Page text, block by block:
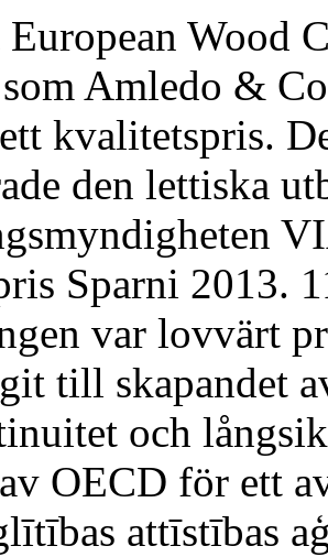
Wood
Amledo &
kvalitetspris.
den lettiska
Sparni 2013.
var lovvärt
till skapandet
och
OECD för ett
attīstības